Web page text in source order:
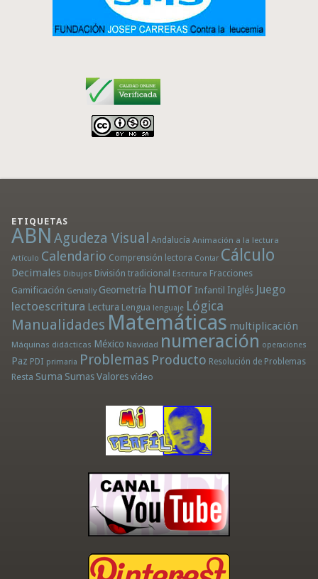
ETIQUETAS
ABN Agudeza Visual Andalucía Animación a la lectura
Artículo Calendario Comprensión lectora Contar Cálculo
Decimales Dibujos División tradicional Escritura Fracciones
Gamificación Genially Geometría humor Infantil Inglés Juego
lectoescritura Lectura Lengua lenguaje Lógica
Manualidades Matemáticas multiplicación
Máquinas didácticas México Navidad numeración operaciones
Paz PDI primaria Problemas Producto Resolución de Problemas
Resta Suma Sumas Valores vídeo